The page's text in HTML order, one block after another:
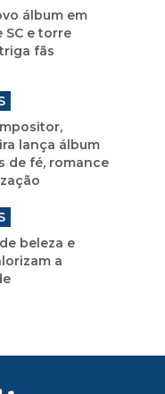
álbum em
SC e torre
fãs
lança álbum
de fé, romance
beleza e
a